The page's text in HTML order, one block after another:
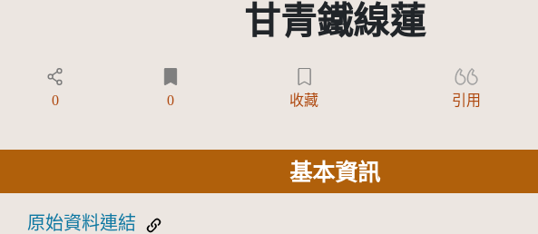
甘青鐵線蓮
0 0 收藏 引用
基本資訊
原始資料連結